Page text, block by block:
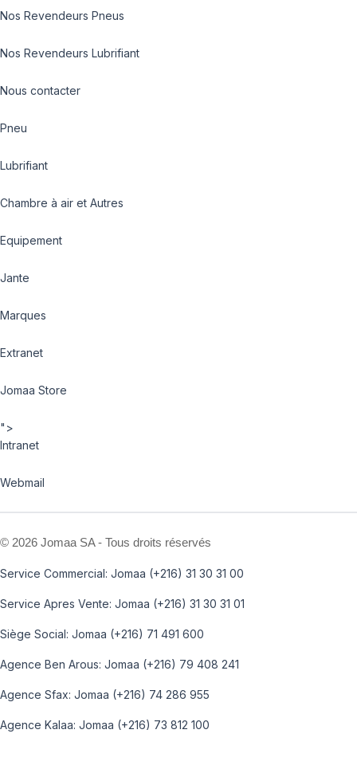
Nos Revendeurs Pneus
Nos Revendeurs Lubrifiant
Nous contacter
Pneu
Lubrifiant
Chambre à air et Autres
Equipement
Jante
Marques
Extranet
Jomaa Store
">
Intranet
Webmail
© 2026 Jomaa SA - Tous droits réservés
Service Commercial: Jomaa (+216) 31 30 31 00
Service Apres Vente: Jomaa (+216) 31 30 31 01
Siège Social: Jomaa (+216) 71 491 600
Agence Ben Arous: Jomaa (+216) 79 408 241
Agence Sfax: Jomaa (+216) 74 286 955
Agence Kalaa: Jomaa (+216) 73 812 100